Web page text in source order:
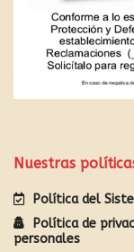
Nuestras
Política del
Política de
personales